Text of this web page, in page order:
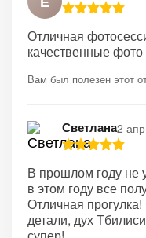
Отличная
качественные фото
Вам был полезен этот
Светлана2
В прошлом году не
в этом году все
Отличная
детали, дух